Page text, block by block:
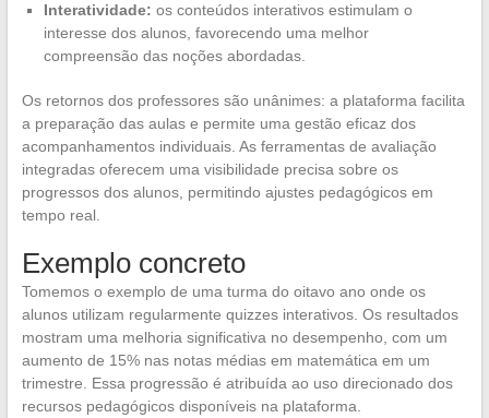
Interatividade: os conteúdos interativos estimulam o
interesse dos alunos, favorecendo uma melhor
compreensão das noções abordadas.
Os retornos dos professores são unânimes: a plataforma facilita
a preparação das aulas e permite uma gestão eficaz dos
acompanhamentos individuais. As ferramentas de avaliação
integradas oferecem uma visibilidade precisa sobre os
progressos dos alunos, permitindo ajustes pedagógicos em
tempo real.
Exemplo concreto
Tomemos o exemplo de uma turma do oitavo ano onde os
alunos utilizam regularmente quizzes interativos. Os resultados
mostram uma melhoria significativa no desempenho, com um
aumento de 15% nas notas médias em matemática em um
trimestre. Essa progressão é atribuída ao uso direcionado dos
recursos pedagógicos disponíveis na plataforma.